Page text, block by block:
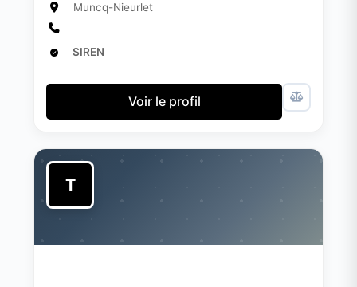
Muncq-Nieurlet
SIREN
Voir le profil
T